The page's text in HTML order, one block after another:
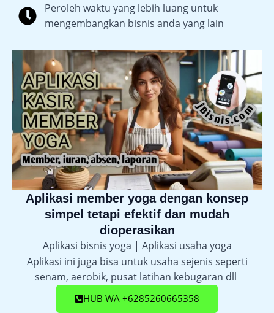
Peroleh waktu yang lebih luang untuk
mengembangkan bisnis anda yang lain
Aplikasi member yoga dengan konsep
simpel tetapi efektif dan mudah
dioperasikan
Aplikasi bisnis yoga | Aplikasi usaha yoga
Aplikasi ini juga bisa untuk usaha sejenis seperti
senam, aerobik, pusat latihan kebugaran dll
HUB WA +6285260665358